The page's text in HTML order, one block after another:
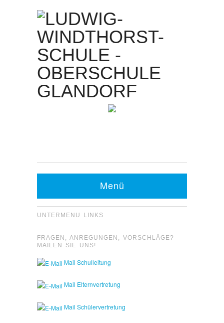
Fax: 05426 9480-20
Menü
UNTERMENU LINKS
FRAGEN, ANREGUNGEN, VORSCHLÄGE?
MAILEN SIE UNS!
Mail Schulleitung
Mail Elternvertretung
Mail Schülervertretung